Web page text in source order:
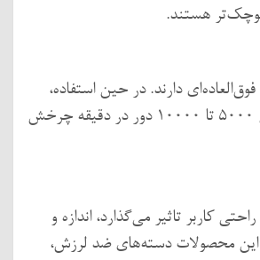
هستند.
دارند. در حین استفاده،
دیسک دستگاه بین 5000 تا 10000 دور در دقیقه چرخش
کاربر تاثیر می‌گذارد، اندازه و
محصولات دسته‌های ضد لرزش،